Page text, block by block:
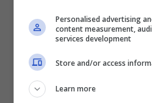
SNAI
Bonus Benvenuto
Personalised advertising
content measurement,
services development
Store and/or access
Learn more